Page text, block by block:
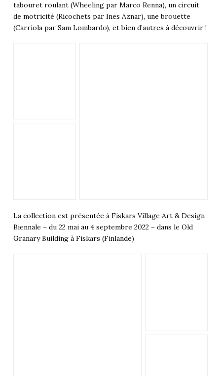
tabouret roulant (Wheeling par Marco Renna), un circuit
de motricité (Ricochets par Ines Aznar), une brouette
(Carriola par Sam Lombardo), et bien d’autres à découvrir !
La collection est présentée à Fiskars Village Art & Design
Biennale – du 22 mai au 4 septembre 2022 – dans le Old
Granary Building à Fiskars (Finlande)